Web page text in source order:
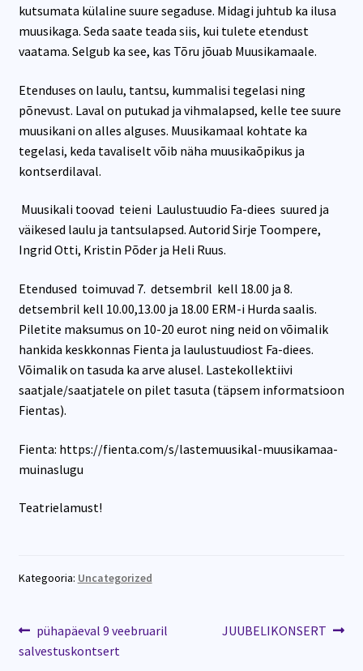
kutsumata külaline suure segaduse. Midagi juhtub ka ilusa
muusikaga. Seda saate teada siis, kui tulete etendust
vaatama. Selgub ka see, kas Tõru jõuab Muusikamaale.
Etenduses on laulu, tantsu, kummalisi tegelasi ning
põnevust. Laval on putukad ja vihmalapsed, kelle tee suure
muusikani on alles alguses. Muusikamaal kohtate ka
tegelasi, keda tavaliselt võib näha muusikaõpikus ja
kontserdilaval.
Muusikali toovad teieni Laulustuudio Fa-diees suured ja
väikesed laulu ja tantsulapsed. Autorid Sirje Toompere,
Ingrid Otti, Kristin Põder ja Heli Ruus.
Etendused toimuvad 7. detsembril kell 18.00 ja 8.
detsembril kell 10.00,13.00 ja 18.00 ERM-i Hurda saalis.
Piletite maksumus on 10-20 eurot ning neid on võimalik
hankida keskkonnas Fienta ja laulustuudiost Fa-diees.
Võimalik on tasuda ka arve alusel. Lastekollektiivi
saatjale/saatjatele on pilet tasuta (täpsem informatsioon
Fientas).
Fienta: https://fienta.com/s/lastemuusikal-muusikamaa-
muinaslugu
Teatrielamust!
Kategooria: Uncategorized
pühapäeval 9 veebruaril
salvestuskontsert
JUUBELIKONSERT